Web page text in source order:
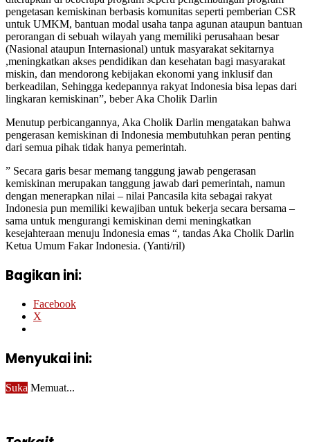
pengetasan kemiskinan berbasis komunitas seperti pemberian CSR
untuk UMKM, bantuan modal usaha tanpa agunan ataupun bantuan
perorangan di sebuah wilayah yang memiliki perusahaan besar
(Nasional ataupun Internasional) untuk masyarakat sekitarnya
,meningkatkan akses pendidikan dan kesehatan bagi masyarakat
miskin, dan mendorong kebijakan ekonomi yang inklusif dan
berkeadilan, Sehingga kedepannya rakyat Indonesia bisa lepas dari
lingkaran kemiskinan”, beber Aka Cholik Darlin
Menutup perbicangannya, Aka Cholik Darlin mengatakan bahwa
pengerasan kemiskinan di Indonesia membutuhkan peran penting
dari semua pihak tidak hanya pemerintah.
” Secara garis besar memang tanggung jawab pengerasan
kemiskinan merupakan tanggung jawab dari pemerintah, namun
dengan menerapkan nilai – nilai Pancasila kita sebagai rakyat
Indonesia pun memiliki kewajiban untuk bekerja secara bersama –
sama untuk mengurangi kemiskinan demi meningkatkan
kesejahteraan menuju Indonesia emas “, tandas Aka Cholik Darlin
Ketua Umum Fakar Indonesia. (Yanti/ril)
Bagikan ini:
Facebook
X
Menyukai ini:
Suka Memuat...